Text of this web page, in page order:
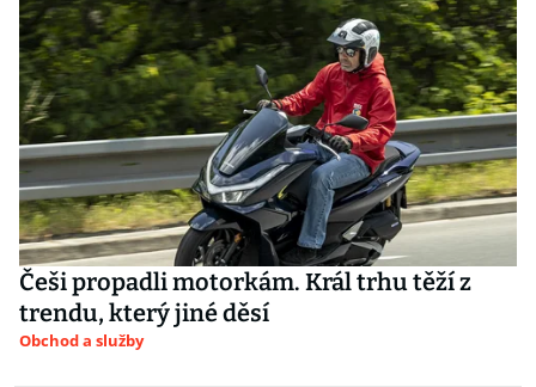
Češi propadli motorkám. Král trhu těží z
trendu, který jiné děsí
Obchod a služby